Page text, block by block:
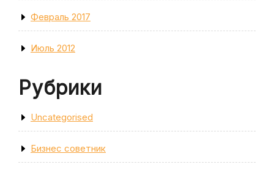
Февраль 2017
Июль 2012
Рубрики
Uncategorised
Бизнес советник